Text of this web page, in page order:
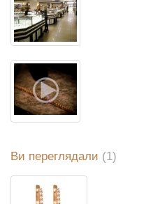
Ви переглядали (1)